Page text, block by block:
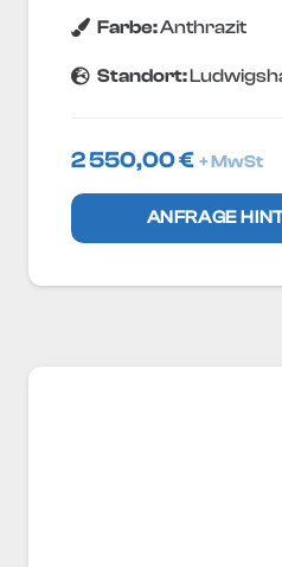
Farbe:Anthrazit
Standort:
2 550,00€ + MwSt
ANFRAGE